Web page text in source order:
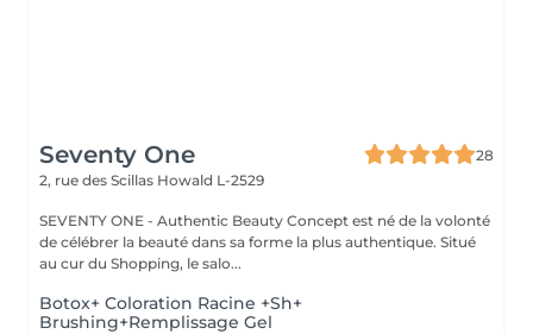
Seventy One
28
2, rue des Scillas Howald L-2529
SEVENTY ONE - Authentic Beauty Concept est né de la volonté
de célébrer la beauté dans sa forme la plus authentique. Situé
au cur du Shopping, le salo...
Botox+ Coloration Racine +Sh+
Brushing+Remplissage Gel